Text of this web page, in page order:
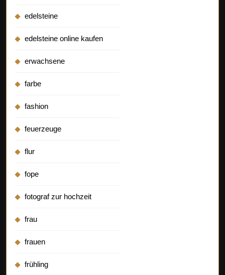
edelsteine
edelsteine online kaufen
erwachsene
farbe
fashion
feuerzeuge
flur
fope
fotograf zur hochzeit
frau
frauen
frühling